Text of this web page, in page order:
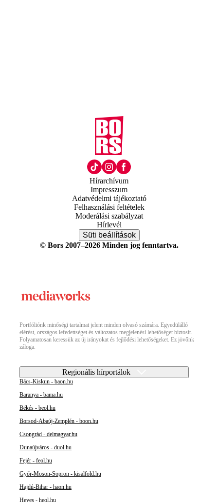
Hírarchívum
Impresszum
Adatvédelmi tájékoztató
Felhasználási feltételek
Moderálási szabályzat
Hírlevél
Süti beállítások
© Bors 2007–2026 Minden jog fenntartva.
Portfóliónk minőségi tartalmat jelent minden olvasó számára. Egyedülálló
elérést, országos lefedettséget és változatos megjelenési lehetőséget biztosít.
Folyamatosan keressük az új irányokat és fejlődési lehetőségeket. Ez jövőnk
záloga.
Regionális hírportálok
Bács-Kiskun - baon.hu
Baranya - bama.hu
Békés - beol.hu
Borsod-Abaúj-Zemplén - boon.hu
Csongrád - delmagyar.hu
Dunaújváros - duol.hu
Fejér - feol.hu
Győr-Moson-Sopron - kisalfold.hu
Hajdú-Bihar - haon.hu
Heves - heol.hu